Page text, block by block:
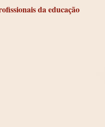
da educação